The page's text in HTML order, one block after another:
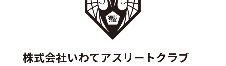
株式会社いわてアスリートクラブ